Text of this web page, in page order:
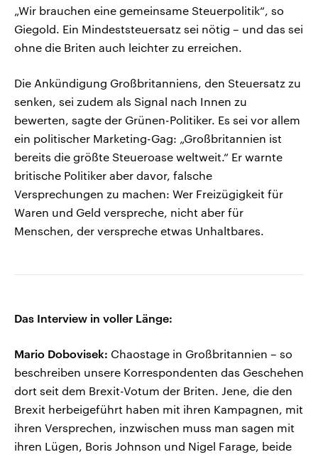
„Wir brauchen eine gemeinsame Steuerpolitik“, so
Giegold. Ein Mindeststeuersatz sei nötig – und das sei
ohne die Briten auch leichter zu erreichen.
Die Ankündigung Großbritanniens, den Steuersatz zu
senken, sei zudem als Signal nach Innen zu
bewerten, sagte der Grünen-Politiker. Es sei vor allem
ein politischer Marketing-Gag: „Großbritannien ist
bereits die größte Steueroase weltweit.“ Er warnte
britische Politiker aber davor, falsche
Versprechungen zu machen: Wer Freizügigkeit für
Waren und Geld verspreche, nicht aber für
Menschen, der verspreche etwas Unhaltbares.
Das Interview in voller Länge:
Mario Dobovisek: Chaostage in Großbritannien – so
beschreiben unsere Korrespondenten das Geschehen
dort seit dem Brexit-Votum der Briten. Jene, die den
Brexit herbeigeführt haben mit ihren Kampagnen, mit
ihren Versprechen, inzwischen muss man sagen mit
ihren Lügen, Boris Johnson und Nigel Farage, beide